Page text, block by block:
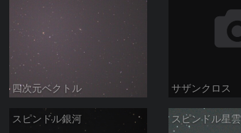
四次元ベクトル サザンクロス
スピンドル銀河 スピンドル星雲